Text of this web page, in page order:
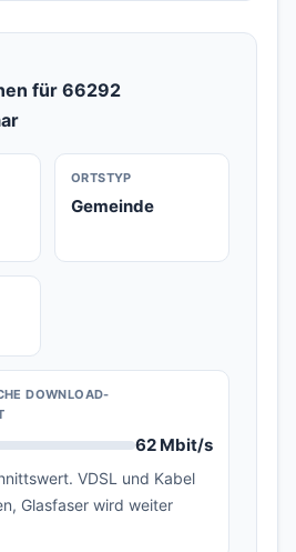
für 66292
ORTSTYP
Gemeinde
DOWNLOAD-
62 Mbit/s
VDSL und Kabel
Glasfaser wird weiter